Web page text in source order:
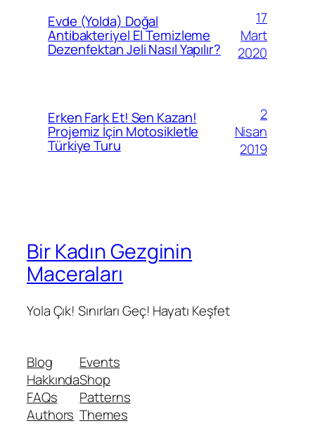
Evde (Yolda) Doğal
Antibakteriyel El Temizleme
Dezenfektan Jeli Nasıl Yapılır?
17
Mart
2020
Erken Fark Et! Sen Kazan!
Projemiz İçin Motosikletle
Türkiye Turu
2
Nisan
2019
Bir Kadın Gezginin
Maceraları
Yola Çık! Sınırları Geç! Hayatı Keşfet
Blog
Hakkında
FAQs
Authors
Events
Shop
Patterns
Themes